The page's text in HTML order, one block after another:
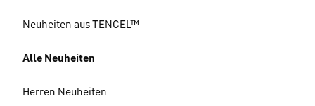
Neuheiten aus TENCEL™
Alle Neuheiten
Herren Neuheiten